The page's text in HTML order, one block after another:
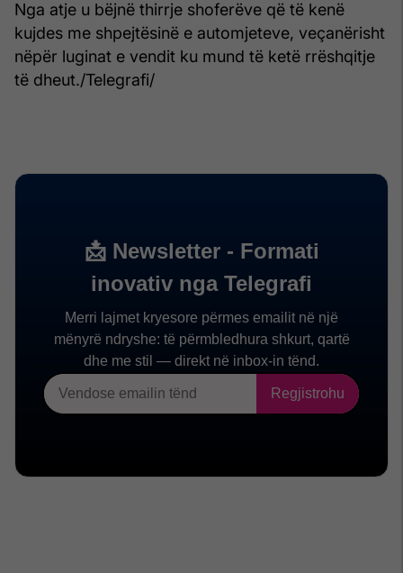
Nga atje u bëjnë thirrje shoferëve që të kenë
kujdes me shpejtësinë e automjeteve, veçanërisht
nëpër luginat e vendit ku mund të ketë rrëshqitje
të dheut./Telegrafi/